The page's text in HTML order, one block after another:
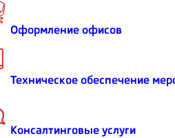
Оформление офисов
Техническое обеспечение
Консалтинговые услуги
для компании
трубный завод»